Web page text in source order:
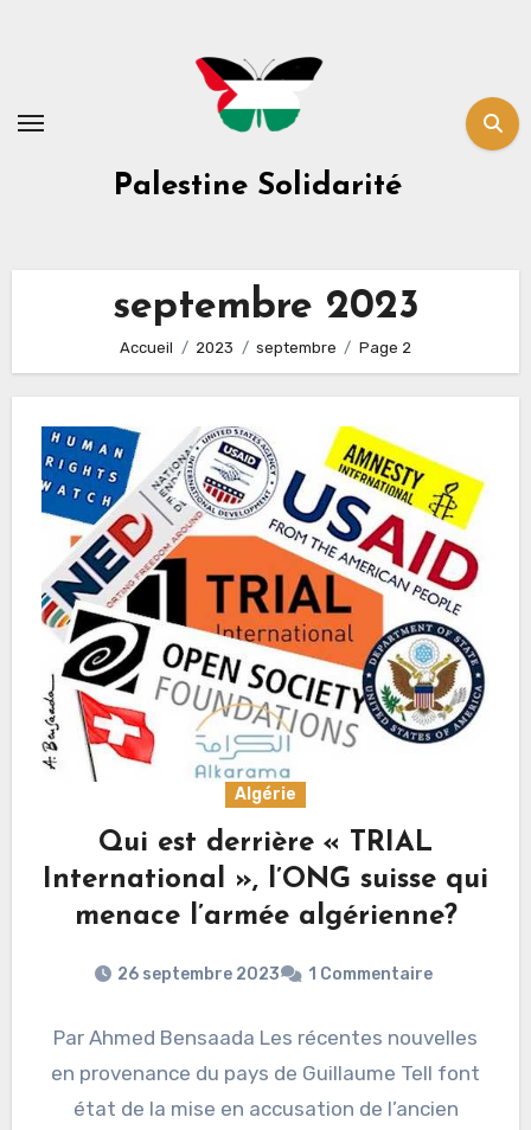
Palestine Solidarité
septembre 2023
Accueil 2023 septembre Page 2
Algérie
Qui est derrière « TRIAL
International », l’ONG suisse qui
menace l’armée algérienne?
26 septembre 2023 1 Commentaire
Par Ahmed Bensaada Les récentes nouvelles
en provenance du pays de Guillaume Tell font
état de la mise en accusation de l’ancien